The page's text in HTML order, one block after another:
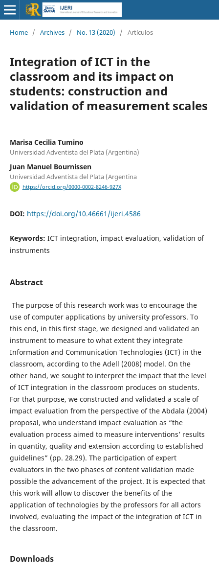
Home / Archives / No. 13 (2020) / Artículos
Integration of ICT in the
classroom and its impact on
students: construction and
validation of measurement scales
Marisa Cecilia Tumino
Universidad Adventista del Plata (Argentina)
Juan Manuel Bournissen
Universidad Adventista del Plata (Argentina
https://orcid.org/0000-0002-8246-927X
DOI: https://doi.org/10.46661/ijeri.4586
Keywords: ICT integration, impact evaluation, validation of
instruments
Abstract
The purpose of this research work was to encourage the
use of computer applications by university professors. To
this end, in this first stage, we designed and validated an
instrument to measure to what extent they integrate
Information and Communication Technologies (ICT) in the
classroom, according to the Adell (2008) model. On the
other hand, we sought to interpret the impact that the level
of ICT integration in the classroom produces on students.
For that purpose, we constructed and validated a scale of
impact evaluation from the perspective of the Abdala (2004)
proposal, who understand impact evaluation as “the
evaluation process aimed to measure interventions’ results
in quantity, quality and extension according to established
guidelines” (pp. 28.29). The participation of expert
evaluators in the two phases of content validation made
possible the advancement of the project. It is expected that
this work will allow to discover the benefits of the
application of technologies by the professors for all actors
involved, evaluating the impact of the integration of ICT in
the classroom.
Downloads